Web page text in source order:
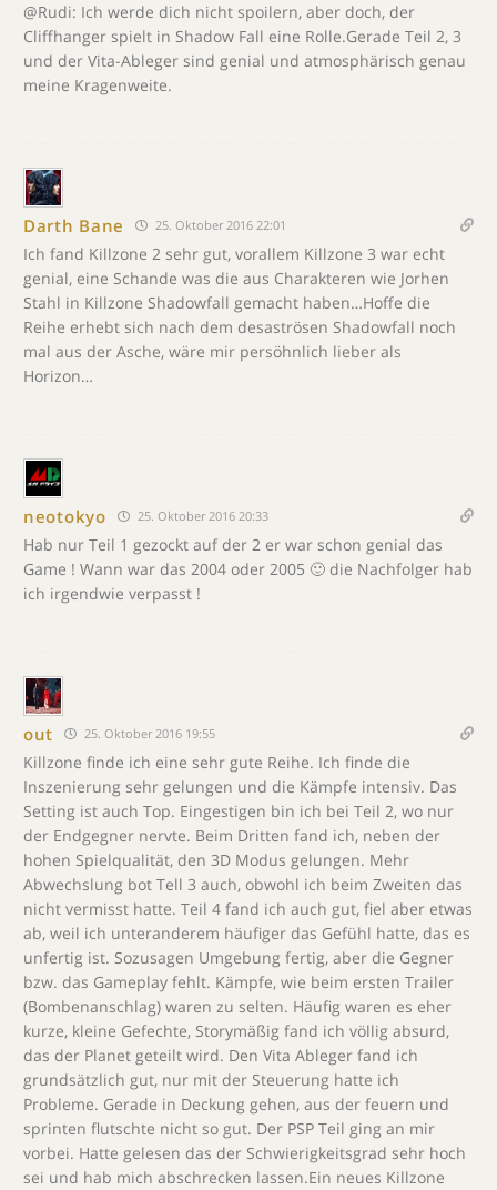
@Rudi: Ich werde dich nicht spoilern, aber doch, der
Cliffhanger spielt in Shadow Fall eine Rolle.Gerade Teil 2, 3
und der Vita-Ableger sind genial und atmosphärisch genau
meine Kragenweite.
Darth Bane 25. Oktober 2016 22:01
Ich fand Killzone 2 sehr gut, vorallem Killzone 3 war echt
genial, eine Schande was die aus Charakteren wie Jorhen
Stahl in Killzone Shadowfall gemacht haben…Hoffe die
Reihe erhebt sich nach dem desaströsen Shadowfall noch
mal aus der Asche, wäre mir persöhnlich lieber als
Horizon…
neotokyo 25. Oktober 2016 20:33
Hab nur Teil 1 gezockt auf der 2 er war schon genial das
Game ! Wann war das 2004 oder 2005 🙂 die Nachfolger hab
ich irgendwie verpasst !
out 25. Oktober 2016 19:55
Killzone finde ich eine sehr gute Reihe. Ich finde die
Inszenierung sehr gelungen und die Kämpfe intensiv. Das
Setting ist auch Top. Eingestigen bin ich bei Teil 2, wo nur
der Endgegner nervte. Beim Dritten fand ich, neben der
hohen Spielqualität, den 3D Modus gelungen. Mehr
Abwechslung bot Tell 3 auch, obwohl ich beim Zweiten das
nicht vermisst hatte. Teil 4 fand ich auch gut, fiel aber etwas
ab, weil ich unteranderem häufiger das Gefühl hatte, das es
unfertig ist. Sozusagen Umgebung fertig, aber die Gegner
bzw. das Gameplay fehlt. Kämpfe, wie beim ersten Trailer
(Bombenanschlag) waren zu selten. Häufig waren es eher
kurze, kleine Gefechte, Storymäßig fand ich völlig absurd,
das der Planet geteilt wird. Den Vita Ableger fand ich
grundsätzlich gut, nur mit der Steuerung hatte ich
Probleme. Gerade in Deckung gehen, aus der feuern und
sprinten flutschte nicht so gut. Der PSP Teil ging an mir
vorbei. Hatte gelesen das der Schwierigkeitsgrad sehr hoch
sei und hab mich abschrecken lassen.Ein neues Killzone